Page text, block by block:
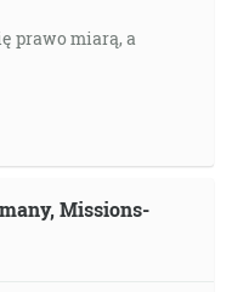
prawo miarą, a
Missions-